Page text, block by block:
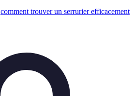
comment trouver un serrurier efficacement